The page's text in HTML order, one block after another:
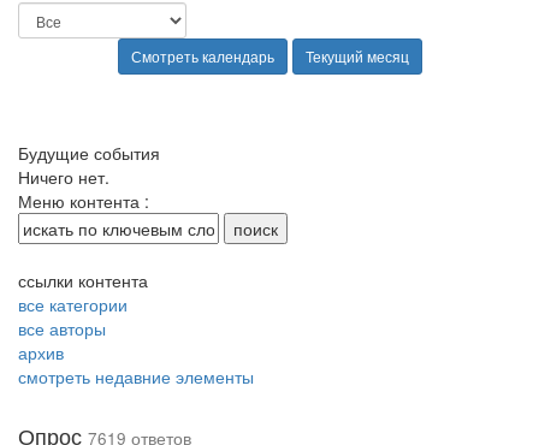
Будущие события
Ничего нет.
Меню контента :
ссылки контента
все категории
все авторы
архив
смотреть недавние элементы
Опрос 7619 ответов